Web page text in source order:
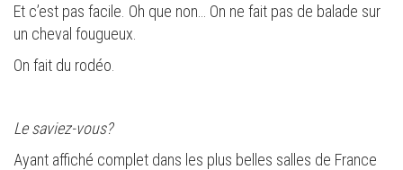
Et c’est pas facile. Oh que non… On ne fait pas de balade sur
un cheval fougueux.
On fait du rodéo.
Le saviez-vous?
Ayant affiché complet dans les plus belles salles de France